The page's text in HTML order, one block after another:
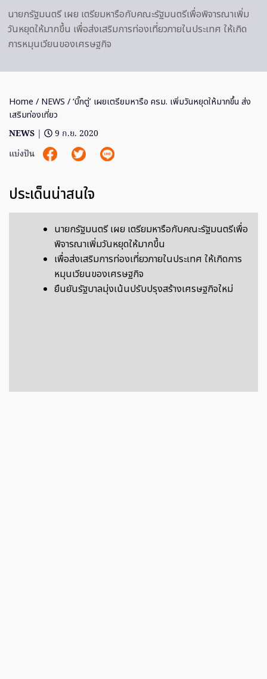
นายกรัฐมนตรี เผย เตรียมหารือกับคณะรัฐมนตรีเพื่อพิจารณาเพิ่ม
วันหยุดให้มากขึ้น เพื่อส่งเสริมการท่องเที่ยวภายในประเทศ ให้เกิด
การหมุนเวียนของเศรษฐกิจ
Home / NEWS / ‘บิ๊กตู่’ เผยเตรียมหารือ ครม. เพิ่มวันหยุดให้มากขึ้น ส่ง
เสริมท่องเที่ยว
NEWS |
9 ก.ย. 2020
แบ่งปัน
ประเด็นน่าสนใจ
นายกรัฐมนตรี เผย เตรียมหารือกับคณะรัฐมนตรีเพื่อ
พิจารณาเพิ่มวันหยุดให้มากขึ้น
เพื่อส่งเสริมการท่องเที่ยวภายในประเทศ ให้เกิดการ
หมุนเวียนของเศรษฐกิจ
ยืนยันรัฐบาลมุ่งเน้นปรับปรุงสร้างเศรษฐกิจใหม่